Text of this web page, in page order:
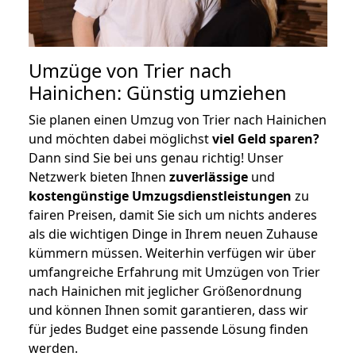
Umzüge von Trier nach
Hainichen: Günstig umziehen
Sie planen einen Umzug von Trier nach Hainichen
und möchten dabei möglichstviel Geld sparen?
Dann sind Sie bei uns genau richtig! Unser
Netzwerk bieten Ihnen zuverlässige und
kostengünstige Umzugsdienstleistungen zu
fairen Preisen, damit Sie sich um nichts anderes
als die wichtigen Dinge in Ihrem neuen Zuhause
kümmern müssen. Weiterhin verfügen wir über
umfangreiche Erfahrung mit Umzügen von Trier
nach Hainichen mit jeglicher Größenordnung
und können Ihnen somit garantieren, dass wir
für jedes Budget eine passende Lösung finden
werden.